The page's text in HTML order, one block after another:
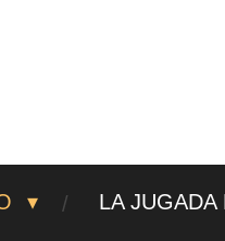
LA JUGADA